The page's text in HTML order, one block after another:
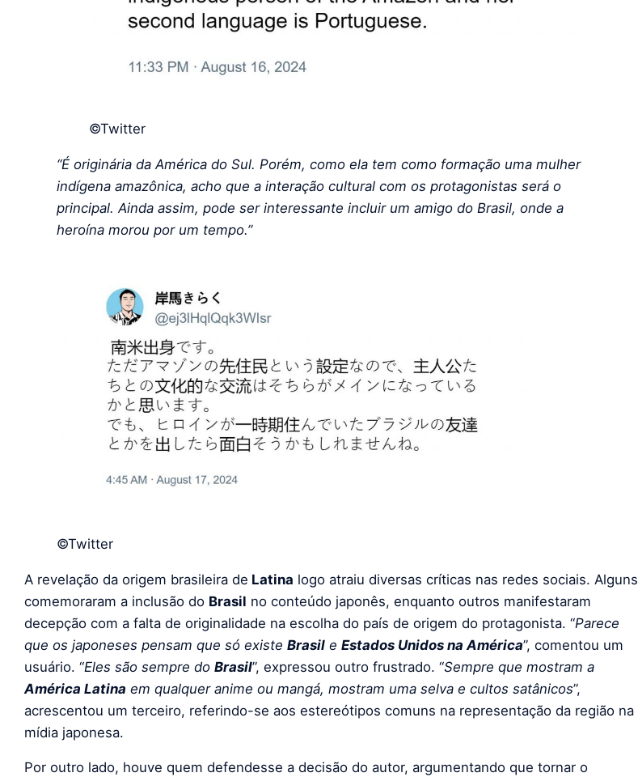
©Twitter
“É originária da América do Sul. Porém, como ela tem como formação uma mulher
indígena amazônica, acho que a interação cultural com os protagonistas será o
principal. Ainda assim, pode ser interessante incluir um amigo do Brasil, onde a
heroína morou por um tempo.”
©Twitter
A revelação da origem brasileira de Latina logo atraiu diversas críticas nas redes sociais. Alguns
comemoraram a inclusão do Brasil no conteúdo japonês, enquanto outros manifestaram
decepção com a falta de originalidade na escolha do país de origem do protagonista. “Parece
que os japoneses pensam que só existe Brasil e Estados Unidos na América”, comentou um
usuário. “Eles são sempre do Brasil”, expressou outro frustrado. “Sempre que mostram a
América Latina em qualquer anime ou mangá, mostram uma selva e cultos satânicos”,
acrescentou um terceiro, referindo-se aos estereótipos comuns na representação da região na
mídia japonesa.
Por outro lado, houve quem defendesse a decisão do autor, argumentando que tornar o